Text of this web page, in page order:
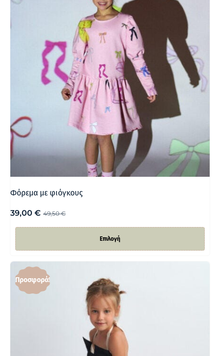
Φόρεμα με φιόγκους
49,50€
39,00 €
Επιλογή
Προσφορά!